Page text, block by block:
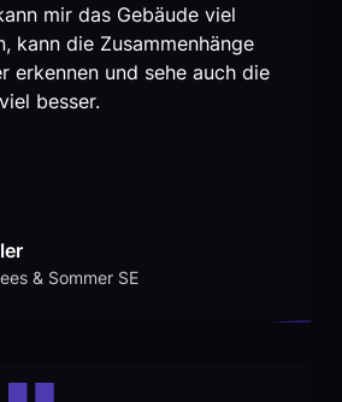
mir das Gebäude viel
kann die Zusammenhänge
erkennen und sehe auch die
besser.
& Sommer SE